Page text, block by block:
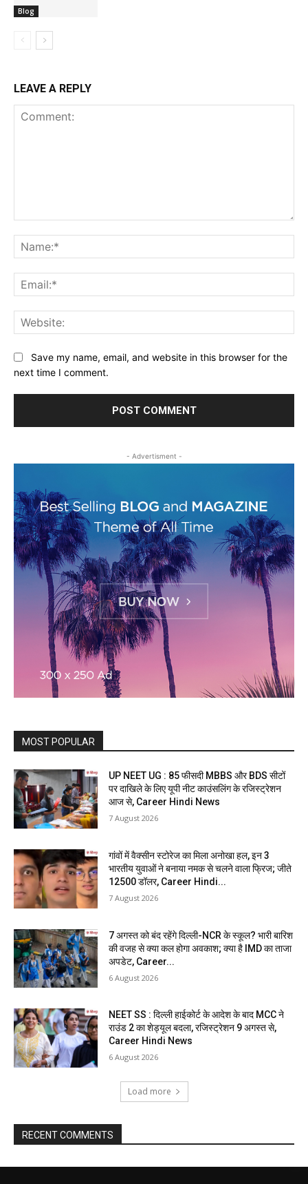
Blog
LEAVE A REPLY
Save my name, email, and website in this browser for the
next time I comment.
- Advertisment -
MOST POPULAR
UP NEET UG : 85 फीसदी MBBS और BDS सीटों
पर दाखिले के लिए यूपी नीट काउंसलिंग के रजिस्ट्रेशन
आज से, Career Hindi News
7 August 2026
गांवों में वैक्सीन स्टोरेज का मिला अनोखा हल, इन 3
भारतीय युवाओं ने बनाया नमक से चलने वाला फ्रिज; जीते
12500 डॉलर, Career Hindi...
7 August 2026
7 अगस्त को बंद रहेंगे दिल्ली-NCR के स्कूल? भारी बारिश
की वजह से क्या कल होगा अवकाश; क्या है IMD का ताजा
अपडेट, Career...
6 August 2026
NEET SS : दिल्ली हाईकोर्ट के आदेश के बाद MCC ने
राउंड 2 का शेड्यूल बदला, रजिस्ट्रेशन 9 अगस्त से,
Career Hindi News
6 August 2026
Load more
RECENT COMMENTS